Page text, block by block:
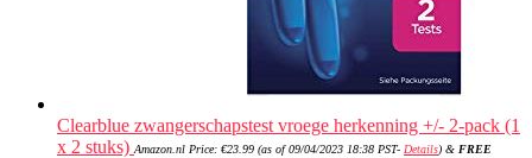
Clearblue zwangerschapstest vroege herkenning +/- 2-pack (1
x 2 stuks) Amazon.nl Price: €23.99 (as of 09/04/2023 18:38 PST- Details) & FREE